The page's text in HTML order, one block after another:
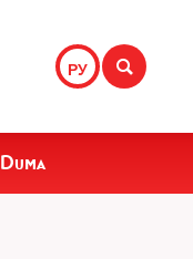
РУ
Duma